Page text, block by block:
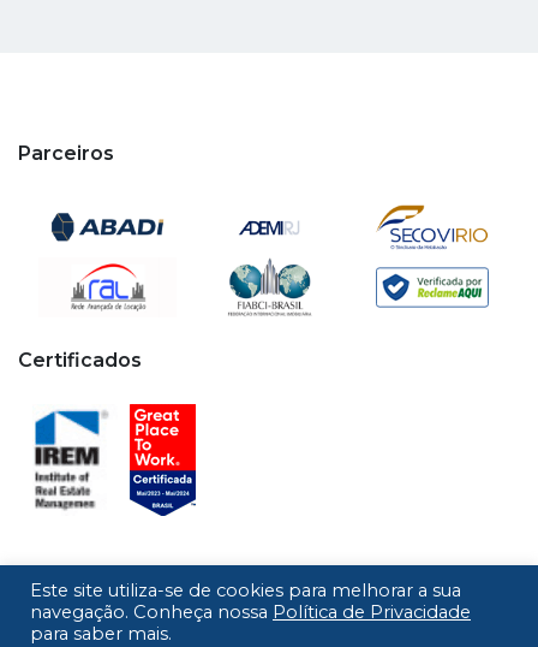
Parceiros
Certificados
Copyright © 2020 - 2026 Cipa. Todos os direitos
reservados.
Este site utiliza-se de cookies para melhorar a sua
navegação. Conheça nossa Política de Privacidade
para saber mais.